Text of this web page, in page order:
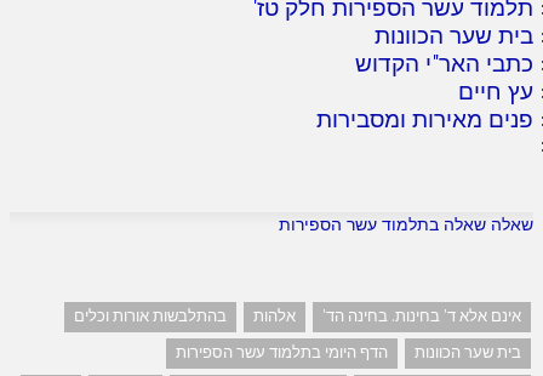
תלמוד עשר הספירות חלק טז'
בית שער הכוונות
כתבי האר"י הקדוש
עץ חיים
פנים מאירות ומסבירות
שאלה שאלה בתלמוד עשר הספירות
אינם אלא ד' בחינות. בחינה הד' אלהות
בהתלבשות אורות וכלים
בית שער הכוונות
הדף היומי בתלמוד עשר הספירות